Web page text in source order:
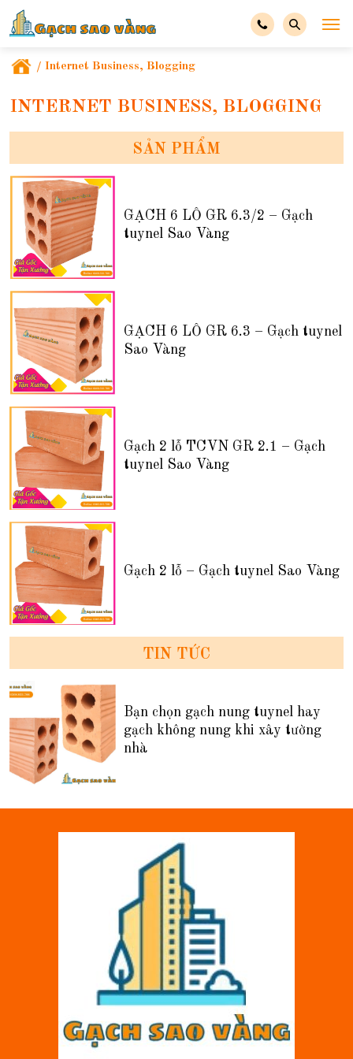
/ Internet Business, Blogging
INTERNET BUSINESS, BLOGGING
SẢN PHẨM
GẠCH 6 LỖ GR 6.3/2 – Gạch
tuynel Sao Vàng
GẠCH 6 LỖ GR 6.3 – Gạch tuynel
Sao Vàng
Gạch 2 lỗ TCVN GR 2.1 – Gạch
tuynel Sao Vàng
Gạch 2 lỗ – Gạch tuynel Sao Vàng
TIN TỨC
Bạn chọn gạch nung tuynel hay
gạch không nung khi xây tường
nhà